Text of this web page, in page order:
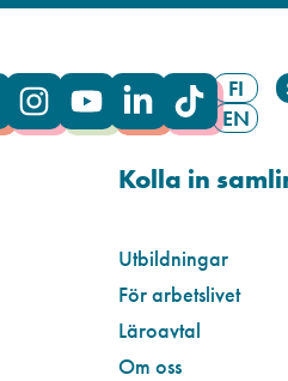
FI
EN
Kolla in
Utbildningar
För arbetslivet
Läroavtal
Om oss